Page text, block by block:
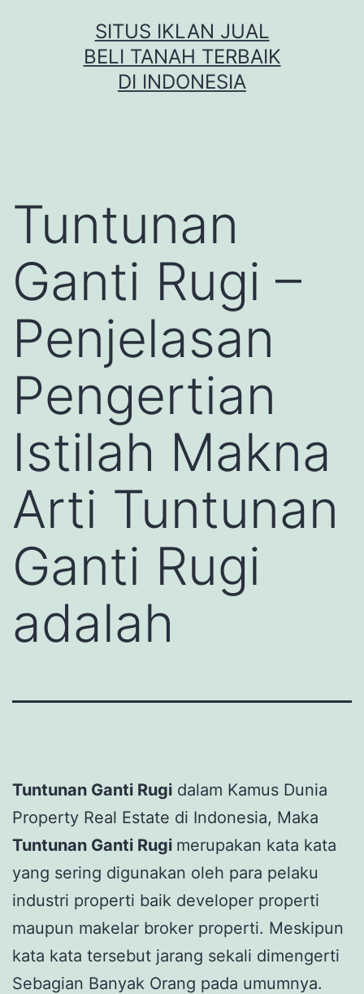
SITUS IKLAN JUAL
BELI TANAH TERBAIK
DI INDONESIA
Tuntunan
Ganti Rugi –
Penjelasan
Pengertian
Istilah Makna
Arti Tuntunan
Ganti Rugi
adalah
Tuntunan Ganti Rugi dalam Kamus Dunia
Property Real Estate di Indonesia, Maka
Tuntunan Ganti Rugi merupakan kata kata
yang sering digunakan oleh para pelaku
industri properti baik developer properti
maupun makelar broker properti. Meskipun
kata kata tersebut jarang sekali dimengerti
Sebagian Banyak Orang pada umumnya.